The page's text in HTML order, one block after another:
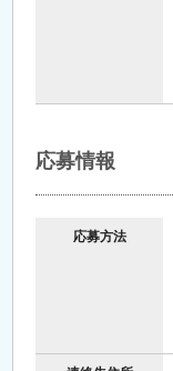
応募情報
応募方法